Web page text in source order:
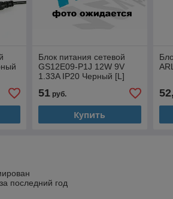
Блок питания сетевой
GS12E09-P1J 12W 9V
1.33A IP20 Черный [L]
51руб.
Купить
последний год